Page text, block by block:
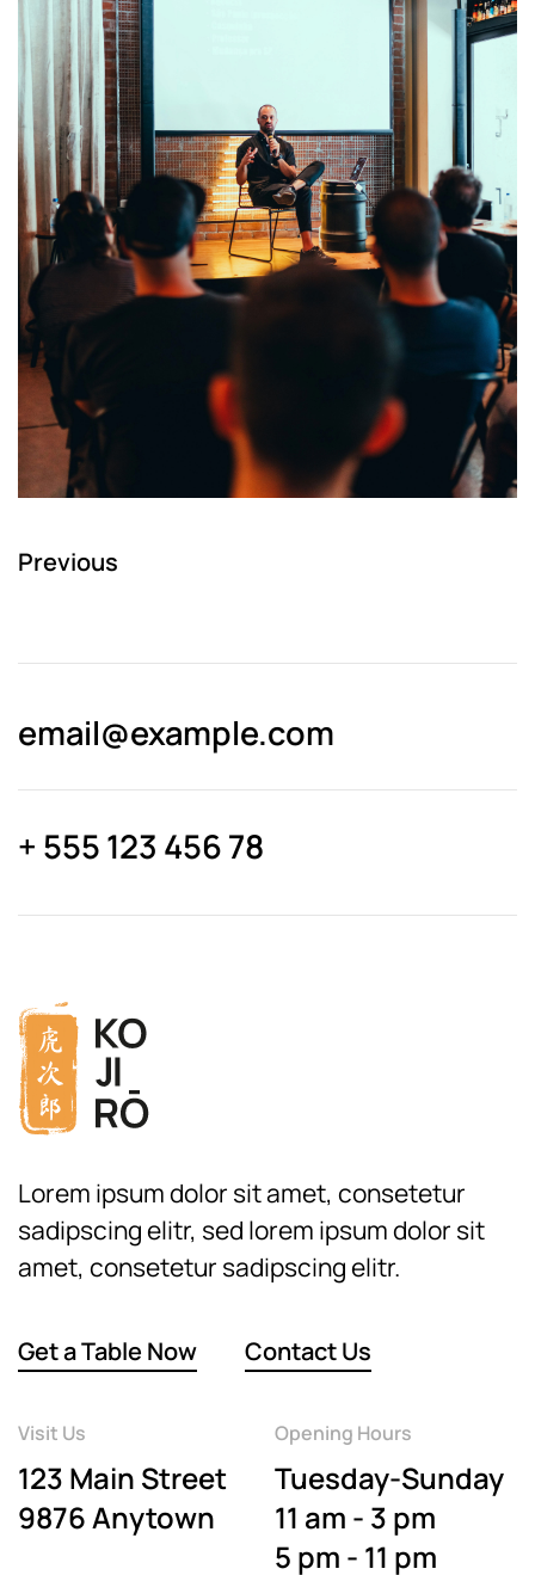
Previous
email@­example.com
+ 555 123 456 78
Lorem ipsum dolor sit amet, consetetur
sadipscing elitr, sed lorem ipsum dolor sit
amet, consetetur sadipscing elitr.
Get a Table Now Contact Us
Visit Us
123 Main Street
9876 Anytown
Opening Hours
Tuesday-Sunday
11 am - 3 pm
5 pm - 11 pm